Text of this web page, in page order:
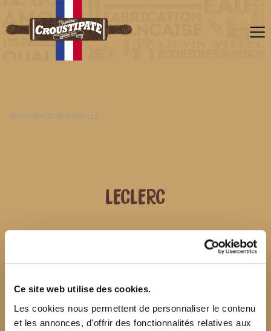
Ce site web utilise des cookies.
Les cookies nous permettent de personnaliser le contenu
et les annonces, d'offrir des fonctionnalités relatives aux
RETOUR AUX ACTUALITÉS
LECLERC